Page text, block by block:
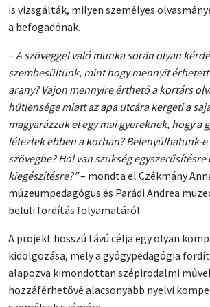
is vizsgálták, milyen személyes
a befogadónak.
– A szöveggel való munka során olyan
szembesültünk, mint hogy mennyit
arany? Vajon mennyire érthető a kortárs
hűtlensége miatt az apa utcára kergeti a
magyarázzuk el egy mai gyereknek, hogy a
léteztek ebben a korban? Belenyúlhatunk-
szövegbe? Hol van szükség egyszerűsítésre
kiegészítésre?”– mondta el Czékmány
múzeumpedagógus és Parádi Andrea
belüli fordítás folyamatáról.
A projekt hosszú távú célja egy olyan
kidolgozása, mely a gyógypedagógia
alapozva kimondottan szépirodalmi
hozzáférhetővé alacsonyabb nyelvi